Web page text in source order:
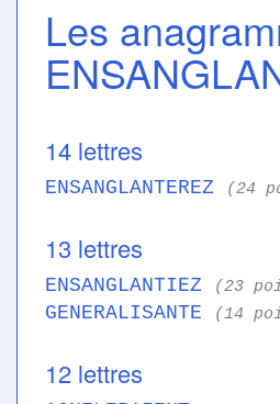
Les
14 lettres
ENSANGLANTEREZ (24
13 lettres
ENSANGLANTIEZ (23
GENERALISANTE (14
12 lettres